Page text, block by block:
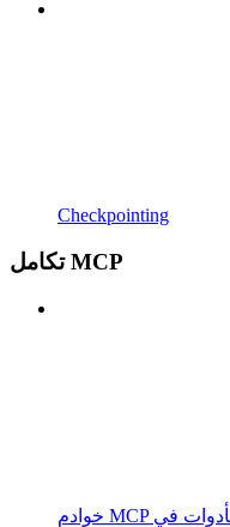
Checkpointing
تكامل MCP